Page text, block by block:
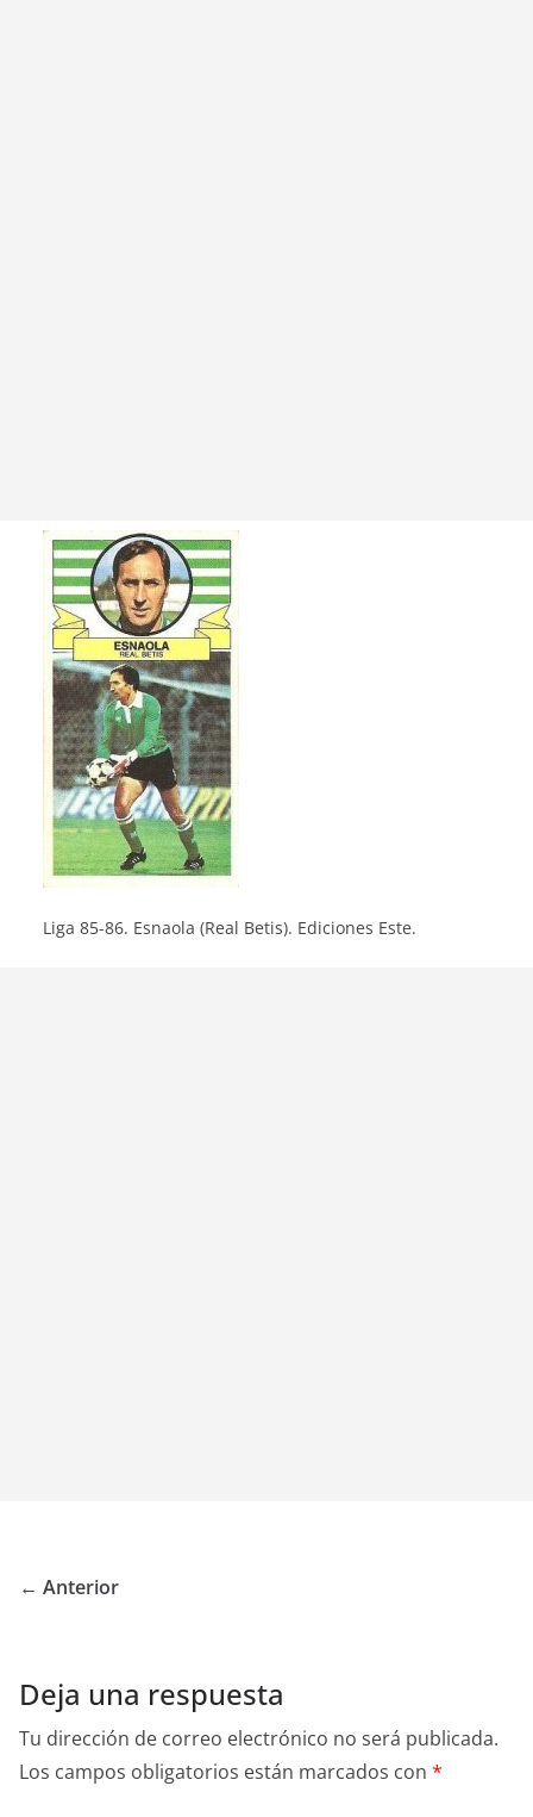
Liga 85-86. Esnaola (Real Betis). Ediciones Este.
← Anterior
Deja una respuesta
Tu dirección de correo electrónico no será publicada.
Los campos obligatorios están marcados con *